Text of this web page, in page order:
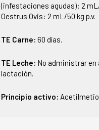
(infestaciones agudas): 2 mL/
Oestrus Ovis: 2 mL/50 kg p.v.
TE Carne: 60 días.
TE Leche: No administrar en
lactación.
Principio activo: